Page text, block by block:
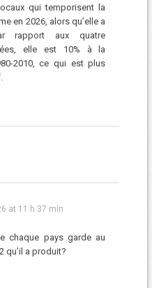
qui temporisent la
en 2026, alors qu’elle a
rapport aux quatre
elle est 10% à la
2010, ce qui est plus
at 11 h 37 min
chaque pays garde au
qu’il a produit?